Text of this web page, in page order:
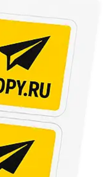
документов
А3/А4
форматов
дипломных работ
диссертаций
дипломных проектов
докторских диссертаций
магистерских диссертаций
выпускных квалификационных